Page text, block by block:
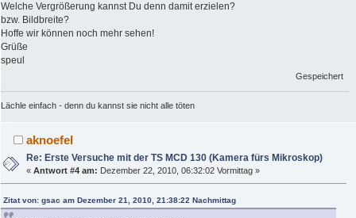
Welche Vergrößerung kannst Du denn damit erzielen?
bzw. Bildbreite?
Hoffe wir können noch mehr sehen!
Grüße
speul
Gespeichert
Lächle einfach - denn du kannst sie nicht alle töten
aknoefel
Re: Erste Versuche mit der TS MCD 130 (Kamera fürs Mikroskop)
«Antwort #4 am: Dezember 22, 2010, 06:32:02 Vormittag »
Zitat von: gsac am Dezember 21, 2010, 21:38:22 Nachmittag